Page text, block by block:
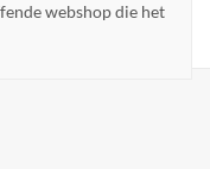
webshop die het